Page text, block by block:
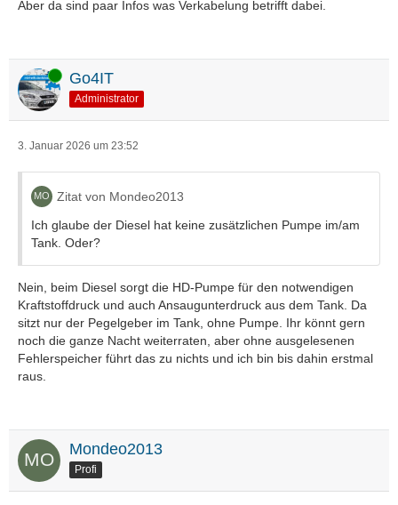
Aber da sind paar Infos was Verkabelung betrifft dabei.
Online Go4IT
Administrator
3. Januar 2026 um 23:52
Zitat von Mondeo2013
Ich glaube der Diesel hat keine zusätzlichen Pumpe im/am
Tank. Oder?
Nein, beim Diesel sorgt die HD-Pumpe für den notwendigen
Kraftstoffdruck und auch Ansaugunterdruck aus dem Tank. Da
sitzt nur der Pegelgeber im Tank, ohne Pumpe. Ihr könnt gern
noch die ganze Nacht weiterraten, aber ohne ausgelesenen
Fehlerspeicher führt das zu nichts und ich bin bis dahin erstmal
raus.
Mondeo2013
Profi